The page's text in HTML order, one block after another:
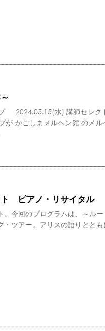
2024.05.15(水) 講師セレク
が かごしまメルヘン館 のメ
ピアノ・リサイタル
今回のプログラムは、～ル
ツアー。アリスの語りとと